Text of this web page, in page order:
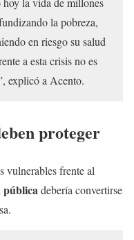
la pobreza,
en riesgo su salud
a esta crisis no es
explicó a Acento.
proteger
vulnerables frente al
debería convertirse